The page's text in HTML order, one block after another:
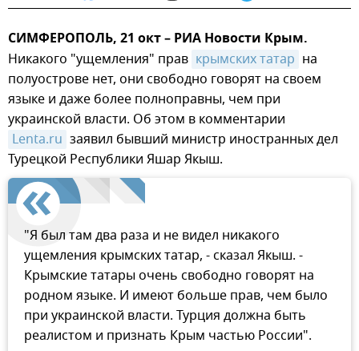
СИМФЕРОПОЛЬ, 21 окт – РИА Новости Крым.
Никакого "ущемления" прав крымских татар на
полуострове нет, они свободно говорят на своем
языке и даже более полноправны, чем при
украинской власти. Об этом в комментарии
Lenta.ru заявил бывший министр иностранных дел
Турецкой Республики Яшар Якыш.
"Я был там два раза и не видел никакого
ущемления крымских татар, - сказал Якыш. -
Крымские татары очень свободно говорят на
родном языке. И имеют больше прав, чем было
при украинской власти. Турция должна быть
реалистом и признать Крым частью России".